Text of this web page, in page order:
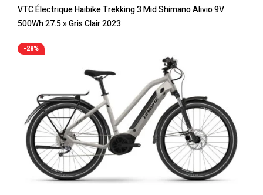
ville,Velos Electriques,VTC Electrique
VTC Électrique Haibike Trekking 3 Mid Shimano Alivio 9V
500Wh 27.5 » Gris Clair 2023
-28%